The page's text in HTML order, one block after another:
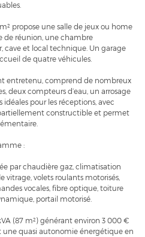
propose une salle de jeux ou home
de réunion, une chambre
cave et local technique. Un garage
de quatre véhicules.
entretenu, comprend de nombreux
deux compteurs d’eau, un arrosage
pour les réceptions, avec
constructible et permet
:
par chaudière gaz, climatisation
vitrage, volets roulants motorisés,
vocales, fibre optique, toiture
portail motorisé.
(87 m²) générant environ 3 000 €
quasi autonomie énergétique en